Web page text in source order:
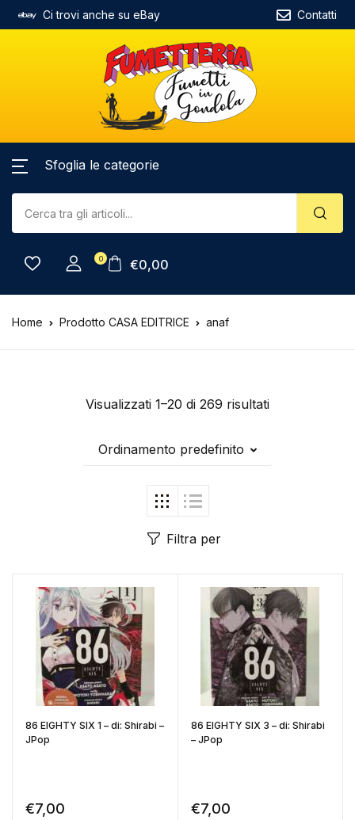
Ci trovi anche su eBay Contatti
Sfoglia le categorie
0 €0,00
Home Prodotto CASA EDITRICE anaf
Visualizzati 1–20 di 269 risultati
Ordinamento predefinito
Filtra per
86 EIGHTY SIX 1 – di: Shirabi –
JPop
€7,00
86 EIGHTY SIX 3 – di: Shirabi
– JPop
€7,00